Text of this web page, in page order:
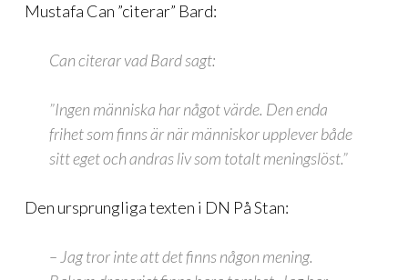
Mustafa Can ”citerar” Bard:
Can citerar vad Bard sagt:
”Ingen människa har något värde. Den enda
frihet som finns är när människor upplever både
sitt eget och andras liv som totalt meningslöst.”
Den ursprungliga texten i DN På Stan:
– Jag tror inte att det finns någon mening.